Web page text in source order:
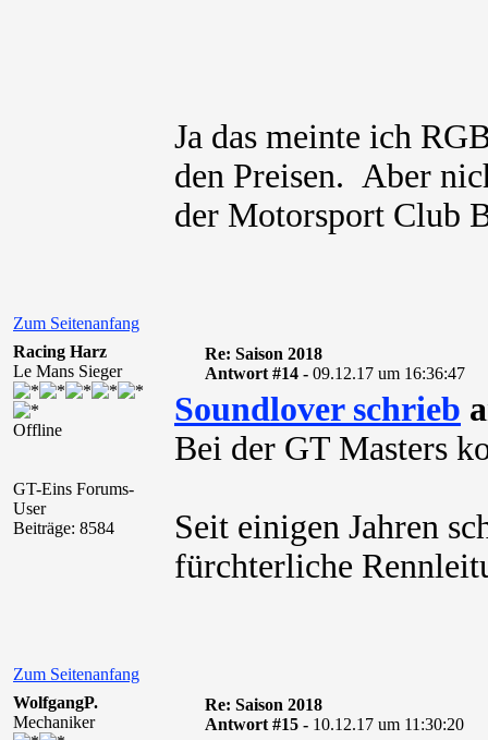
Ja das meinte ich
den Preisen. Aber
der Motorsport Club
Zum Seitenanfang
Racing Harz
Le Mans Sieger
Offline
GT-Eins Forums-
User
Beiträge: 8584
Re: Saison 2018
Antwort #14 - 09.12.17 um 16:36:47
Soundlover schrieb
Bei der GT Masters
Seit einigen Jahren
fürchterliche
Zum Seitenanfang
WolfgangP.
Mechaniker
Re: Saison 2018
Antwort #15 - 10.12.17 um 11:30:20